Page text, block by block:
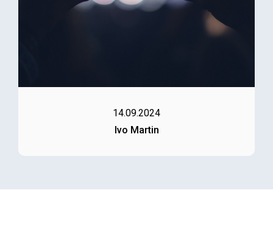
14.09.2024
Ivo Martin